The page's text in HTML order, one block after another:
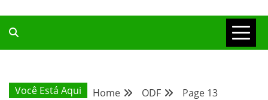
BLOG DA
COMUNIDADE
Você Está Aqui Home ODF Page 13